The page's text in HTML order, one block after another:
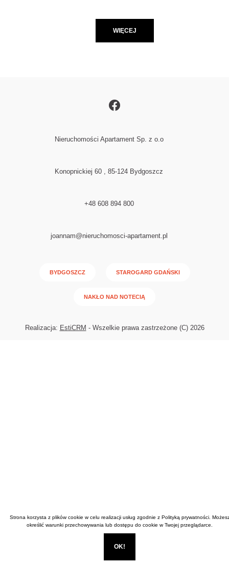
WIĘCEJ
Nieruchomości Apartament Sp. z o.o
Konopnickiej 60 , 85-124 Bydgoszcz
+48 608 894 800
joannam@nieruchomosci-apartament.pl
BYDGOSZCZ STAROGARD GDAŃSKI
NAKŁO NAD NOTECIĄ
Realizacja: EstiCRM - Wszelkie prawa zastrzeżone (C) 2026
Strona korzysta z plików cookie w celu realizacji usług zgodnie z Polityką prywatności.
określić warunki przechowywania lub dostępu do cookie w Twojej przeglądarce.
OK!